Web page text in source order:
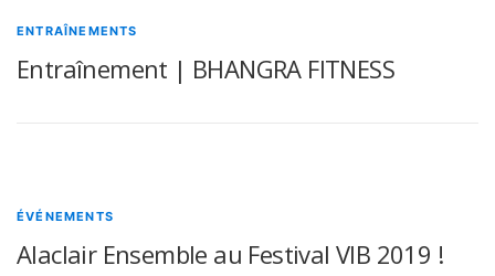
ENTRAÎNEMENTS
Entraînement | BHANGRA FITNESS
ÉVÉNEMENTS
Alaclair Ensemble au Festival VIB 2019 !